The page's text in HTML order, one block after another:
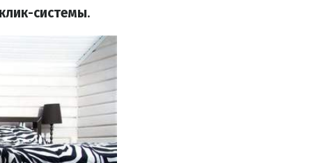
системы.